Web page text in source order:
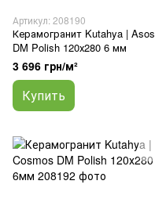
Артикул: 208190
Керамогранит Kutahya | Asos
DM Polish 120х280 6 мм
3 696 грн/м²
Купить